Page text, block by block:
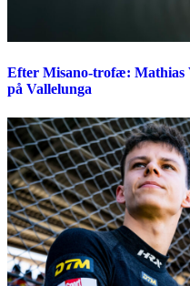
Efter Misano-trofæ: Mathias
på Vallelunga